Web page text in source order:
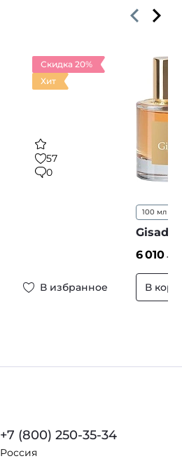
Скидка 20%
Хит
57
0
В избранное
100 мл
Gisada
6 010₽
В
+7 (800) 250-35-34
Россия